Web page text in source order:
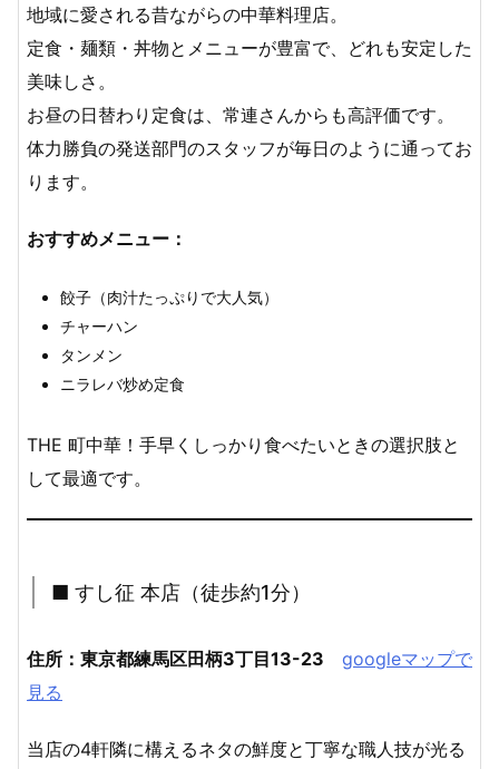
地域に愛される昔ながらの中華料理店。
定食・麺類・丼物とメニューが豊富で、どれも安定した
美味しさ。
お昼の日替わり定食は、常連さんからも高評価です。
体力勝負の発送部門のスタッフが毎日のように通ってお
ります。
おすすめメニュー：
餃子（肉汁たっぷりで大人気）
チャーハン
タンメン
ニラレバ炒め定食
THE 町中華！手早くしっかり食べたいときの選択肢と
して最適です。
■ すし征 本店（徒歩約1分）
住所：東京都練馬区田柄3丁目13-23
googleマップで
見る
当店の4軒隣に構えるネタの鮮度と丁寧な職人技が光る